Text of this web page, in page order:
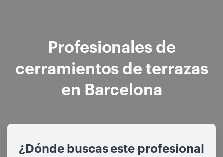
Profesionales de
cerramientos de terrazas
en Barcelona
¿Dónde buscas este profesional